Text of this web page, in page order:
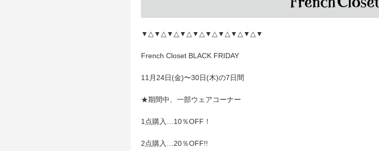
▼△▼△▼△▼△▼△▼△▼△▼△▼△▼
French Closet BLACK FRIDAY
11月24日(金)〜30日(木)の7日間
★期間中、一部ウェアコーナー
1点購入…10％OFF！
2点購入…20％OFF!!